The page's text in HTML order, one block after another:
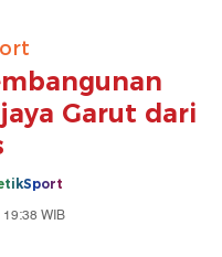
Garut dari
WIB